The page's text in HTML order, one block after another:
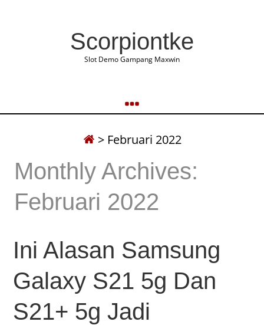
Scorpiontke
Slot Demo Gampang Maxwin
> Februari 2022
Monthly Archives:
Februari 2022
Ini Alasan Samsung
Galaxy S21 5g Dan
S21+ 5g Jadi